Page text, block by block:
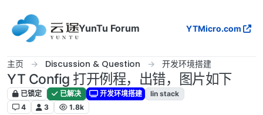
YunTu Forum
YTMicro.com
主页 Discussion & Question 开发环境搭建
YT Config 打开例程，出错，图片如下
已锁定 已解决 开发环境搭建
lin stack
4
3 1.8k